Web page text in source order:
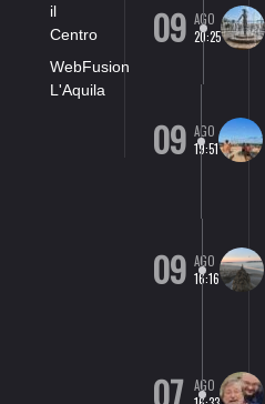
il
Centro
WebFusion
L'Aquila
09 AGO
20:25
09 AGO
19:51
09 AGO
16:16
07
AGO